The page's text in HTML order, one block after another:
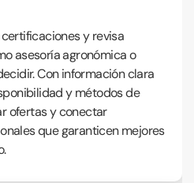
y revisa
asesoría agronómica o
Con información clara
y métodos de
ofertas y conectar
que garanticen mejores